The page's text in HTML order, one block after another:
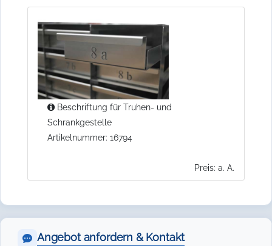
Beschriftung für Truhen- und
Schrankgestelle
Artikelnummer: 16794
Preis: a. A.
Angebot anfordern & Kontakt